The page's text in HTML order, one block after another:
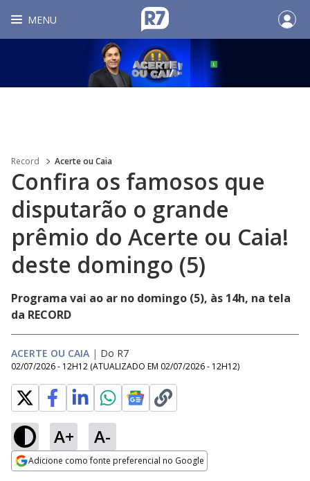
MENU
Record Acerte ou Caia
Confira os famosos que
disputarão o grande
prêmio do Acerte ou Caia!
deste domingo (5)
Programa vai ao ar no domingo (5), às 14h, na tela
da RECORD
ACERTE OU CAIA | Do R7
02/07/2026 - 12H12 (ATUALIZADO EM 02/07/2026 - 12H12)
A+ A-
Adicione como fonte preferencial no Google
Ativar
100.00%